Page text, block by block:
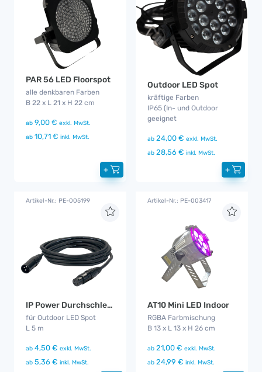
PAR 56 LED Floorspot
alle denkbaren Farben
B 22 x L 21 x H 22 cm
ab 9,00 € exkl. MwSt.
ab 10,71 € inkl. MwSt.
+
Outdoor LED Spot
kräftige Farben
IP65 (In- und Outdoor
geeignet
ab 24,00 € exkl. MwSt.
ab 28,56 € inkl. MwSt.
+
Artikel-Nr.: PE-005199
IP Power Durchschleifkabel 5 m
für Outdoor LED Spot
L 5 m
ab 4,50 € exkl. MwSt.
ab 5,36 € inkl. MwSt.
Artikel-Nr.: PE-003417
AT10 Mini LED Indoor
RGBA Farbmischung
B 13 x L 13 x H 26 cm
ab 21,00 € exkl. MwSt.
ab 24,99 € inkl. MwSt.